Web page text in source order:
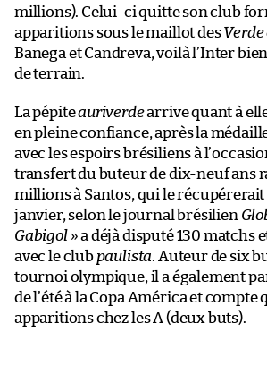
millions). Celui-ci quitte son club
apparitions sous le maillot desVerde
Banega et Candreva, voilà l’Inter
de terrain.
La pépiteauriverdearrive quant à
en pleine confiance, après la
avec les espoirs brésiliens à
transfert du buteur de dix-neuf ans
millions à Santos, qui le récupérerait
janvier, selon le journal brésilien
Gabigol» a déjà disputé 130 matchs
avec le club paulista. Auteur de six
tournoi olympique, il a également
de l’été à la Copa América et compte
apparitions chez les A (deux buts).